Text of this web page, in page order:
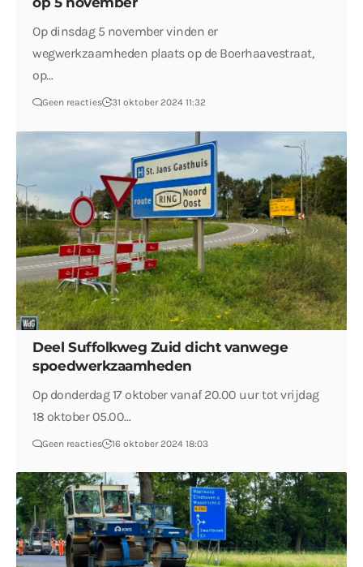
Op dinsdag 5 november vinden er
wegwerkzaamheden plaats op de Boerhaavestraat,
op…
Geen reacties 31 oktober 2024 11:32
Deel Suffolkweg Zuid dicht vanwege
spoedwerkzaamheden
Op donderdag 17 oktober vanaf 20.00 uur tot vrijdag
18 oktober 05.00…
Geen reacties 16 oktober 2024 18:03